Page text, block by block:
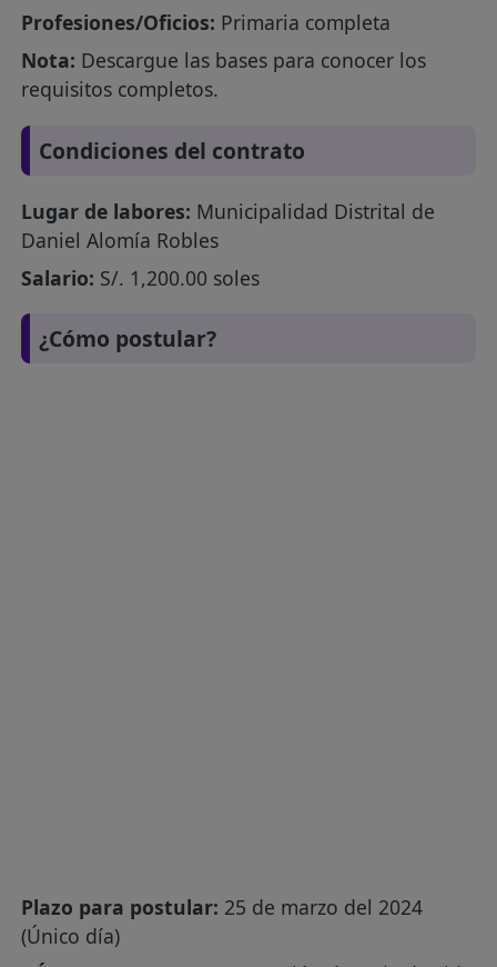
Profesiones/Oficios: Primaria completa
Nota: Descargue las bases para conocer los
requisitos completos.
Condiciones del contrato
Lugar de labores: Municipalidad Distrital de
Daniel Alomía Robles
Salario: S/. 1,200.00 soles
¿Cómo postular?
Plazo para postular: 25 de marzo del 2024
(Único día)